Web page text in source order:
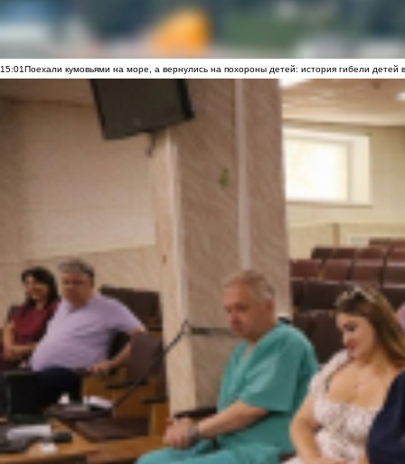
15:01Поехали кумовьями на море, а вернулись на похороны детей: история гибели детей